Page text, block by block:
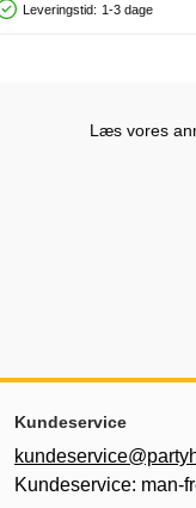
Produkttilgængelighed: På lager
Leveringstid: 1-3 dage
Læs vores
og links
Kundeservice
Kundeservice: man-